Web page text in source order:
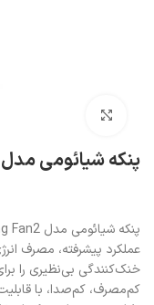
پنکه شیائومی مدل Mi Smart Standing Fan2
عملکرد پیشرفته، مصرف
کم‌مصرف، کم‌صدا، با